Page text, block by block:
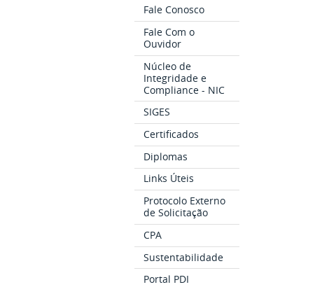
Fale Conosco
Fale Com o
Ouvidor
Núcleo de
Integridade e
Compliance - NIC
SIGES
Certificados
Diplomas
Links Úteis
Protocolo Externo
de Solicitação
CPA
Sustentabilidade
Portal PDI